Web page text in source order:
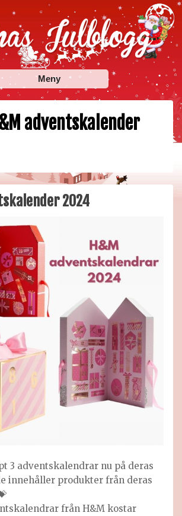
julnyheter, julklappstips, julkalendrar,
, julpyssel och julrecept!
Meny
adventskalender
2024
3 adventskalendrar nu på deras
innehåller produkter från deras
från H&M kostar